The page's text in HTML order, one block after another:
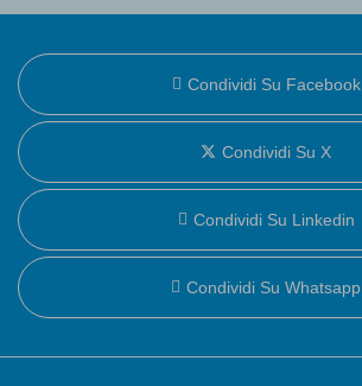
Condividi Su Facebook
Condividi Su X
Condividi Su Linkedin
Condividi Su Whatsapp